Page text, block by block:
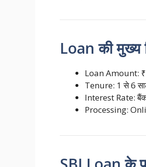
Loan की मुख्य
Loan Amount:
Tenure: 1 से 6
Interest Rate:
Processing: